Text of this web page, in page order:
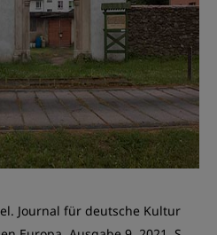
Journal für deutsche Kultur